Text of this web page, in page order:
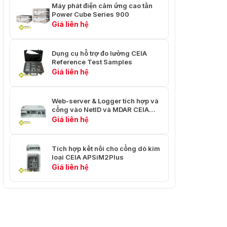
Máy phát điện cảm ứng cao tần
Power Cube Series 900
Giá liên hệ
Dụng cụ hỗ trợ đo lường CEIA
Reference Test Samples
Giá liên hệ
Web-server & Logger tích hợp và
cổng vào NetID và MDAR CEIA
APSiM3Plus
Giá liên hệ
Tích hợp kết nối cho cổng dò kim
loại CEIA APSiM2Plus
Giá liên hệ